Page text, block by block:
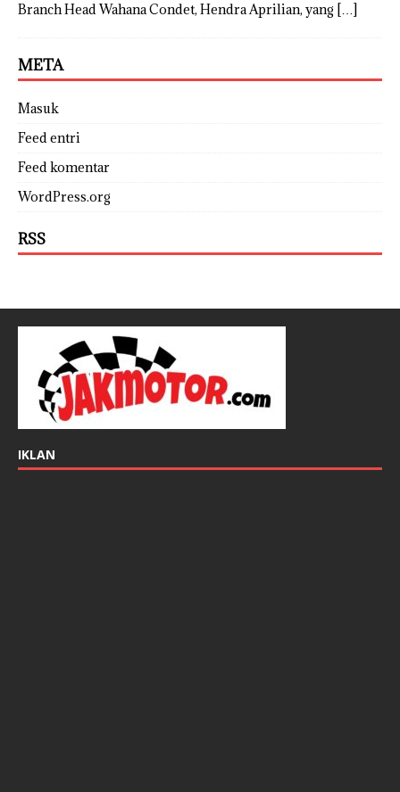
Branch Head Wahana Condet, Hendra Aprilian, yang […]
META
Masuk
Feed entri
Feed komentar
WordPress.org
RSS
IKLAN